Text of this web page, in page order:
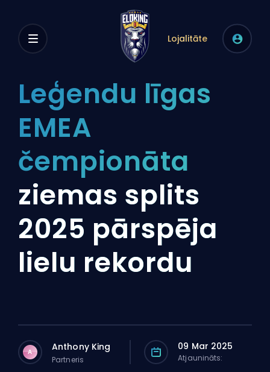
Lojalitāte
Leģendu līgas
EMEA
čempionāta
ziemas splits
2025 pārspēja
lielu rekordu
A Anthony King
Partneris
09 Mar 2025
Atjaunināts: